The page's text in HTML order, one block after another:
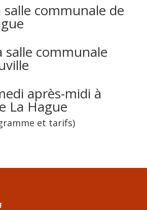
communale de
salle communale
après-midi à
La Hague
et tarifs)